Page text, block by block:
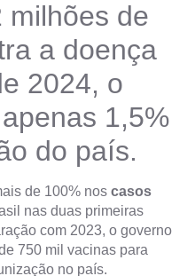
milhões de
a doença
2024, o
1,5%
do país.
de 100% nos casos
nas duas primeiras
com 2023, o governo
750 mil vacinas para
no país.